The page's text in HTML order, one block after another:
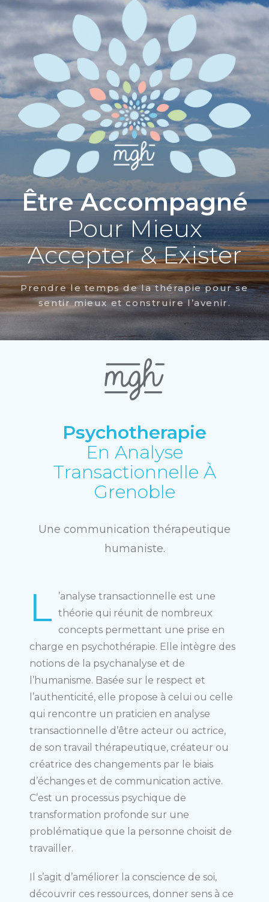
Être Accompagné
Pour Mieux
Accepter & Exister
Prendre le temps de la thérapie pour se
sentir mieux et construire l’avenir.
Psychotherapie
En Analyse
Transactionnelle À
Grenoble
Une communication thérapeutique
humaniste.
L
’analyse transactionnelle est une
théorie qui réunit de nombreux
concepts permettant une prise en
charge en psychothérapie. Elle intègre des
notions de la psychanalyse et de
l’humanisme. Basée sur le respect et
l’authenticité, elle propose à celui ou celle
qui rencontre un praticien en analyse
transactionnelle d’être acteur ou actrice,
de son travail thérapeutique, créateur ou
créatrice des changements par le biais
d’échanges et de communication active.
C’est un processus psychique de
transformation profonde sur une
problématique que la personne choisit de
travailler.
Il s’agit d’améliorer la conscience de soi,
découvrir ces ressources, donner sens à ce